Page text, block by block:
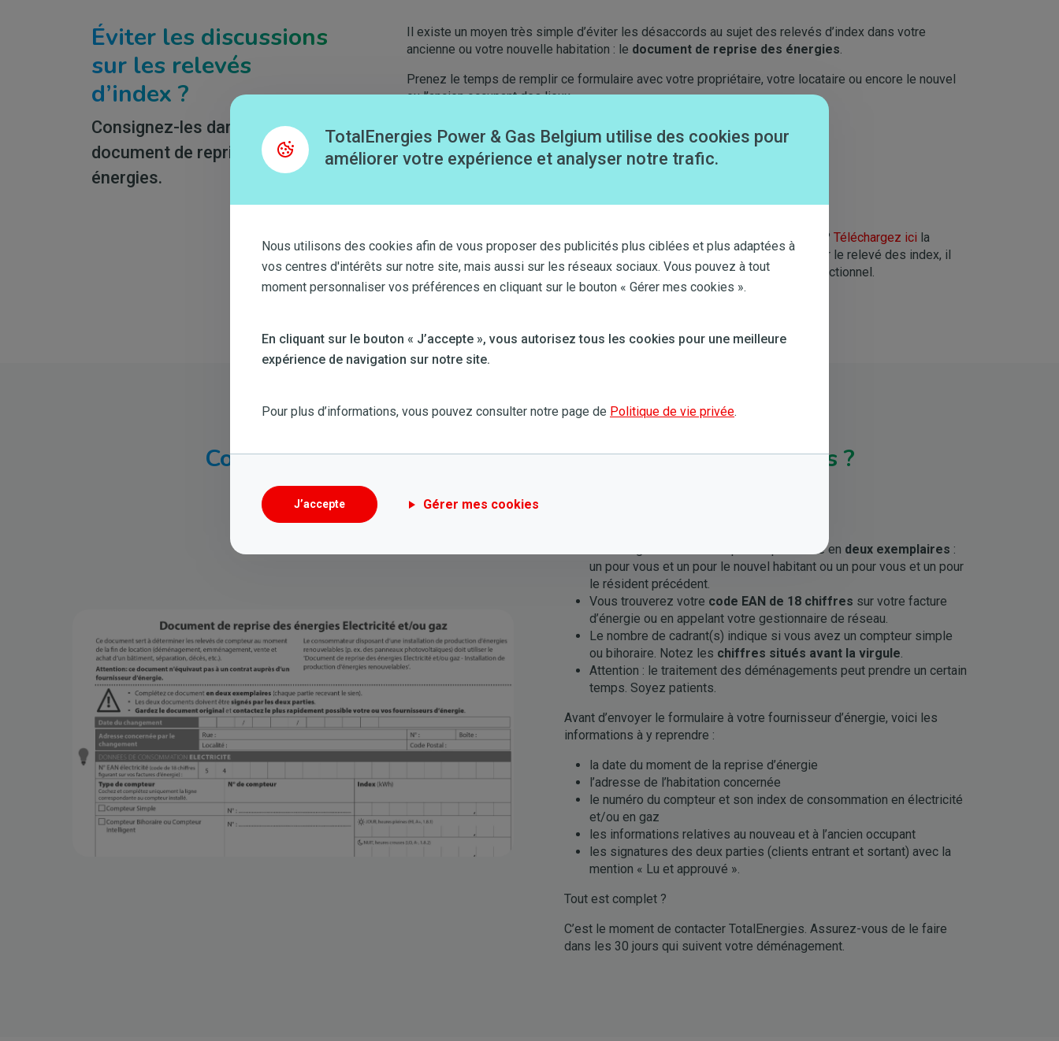
Éviter les discussions
sur les relevés
d’index ?
Consignez-les dans votre
document de reprise des
énergies.
Il existe un moyen très simple d’éviter les désaccords au sujet des relevés d’index dans votre
ancienne ou votre nouvelle habitation : le document de reprise des énergies.
Prenez le temps de remplir ce formulaire avec votre propriétaire, votre locataire ou encore le nouvel
ou l’ancien occupant des lieux.
Je télécharge mon document de reprise des énergies
Votre habitation dispose d’une installation de panneaux photovoltaïques ? Téléchargez ici la
version du document de reprise des énergies adaptée à cette situation : pour le relevé des index, il
permet de communiquer les informations d’un compteur double flux ou bidirectionnel.
Comment remplir votre document de reprise des énergies ?
Téléchargez le document puis imprimez-le en deux exemplaires :
un pour vous et un pour le nouvel habitant ou un pour vous et un pour
le résident précédent.
Vous trouverez votre code EAN de 18 chiffres sur votre facture
d’énergie ou en appelant votre gestionnaire de réseau.
Le nombre de cadrant(s) indique si vous avez un compteur simple
ou bihoraire. Notez les chiffres situés avant la virgule.
Attention : le traitement des déménagements peut prendre un certain
temps. Soyez patients.
Avant d’envoyer le formulaire à votre fournisseur d’énergie, voici les
informations à y reprendre :
la date du moment de la reprise d’énergie
l’adresse de l’habitation concernée
le numéro du compteur et son index de consommation en électricité
et/ou en gaz
les informations relatives au nouveau et à l’ancien occupant
les signatures des deux parties (clients entrant et sortant) avec la
mention « Lu et approuvé ».
Tout est complet ?
C’est le moment de contacter TotalEnergies. Assurez-vous de le faire
dans les 30 jours qui suivent votre déménagement.
TotalEnergies Power & Gas Belgium utilise des cookies pour
améliorer votre expérience et analyser notre trafic.
Nous utilisons des cookies afin de vous proposer des publicités plus ciblées et plus adaptées à
vos centres d'intérêts sur notre site, mais aussi sur les réseaux sociaux. Vous pouvez à tout
moment personnaliser vos préférences en cliquant sur le bouton « Gérer mes cookies ».
En cliquant sur le bouton « J’accepte », vous autorisez tous les cookies pour une meilleure
expérience de navigation sur notre site.
Pour plus d’informations, vous pouvez consulter notre page de Politique de vie privée.
J’accepte Gérer mes cookies